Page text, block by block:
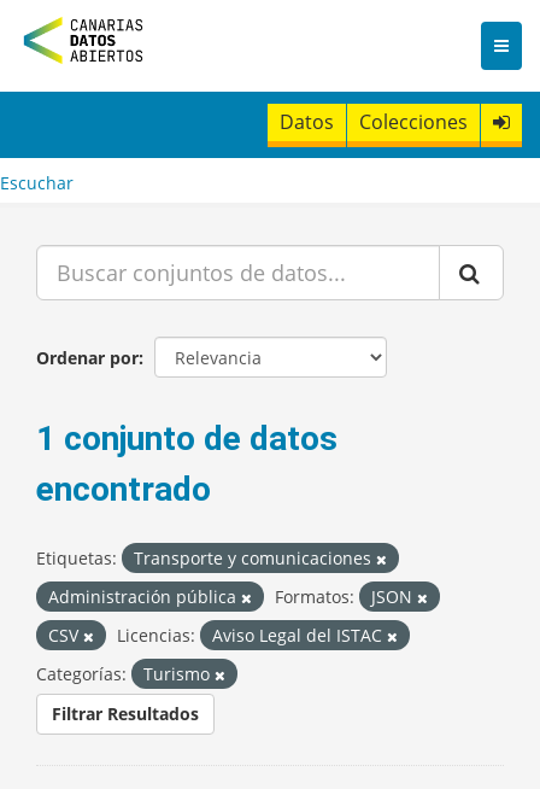
n
t
Datos Colecciones
Escuchar
Ordenar por
1 conjunto de datos
encontrado
Etiquetas:
Transporte y comunicaciones
Administración pública
Formatos:
JSON
CSV
Licencias:
Aviso Legal del ISTAC
Categorías:
Turismo
Filtrar Resultados